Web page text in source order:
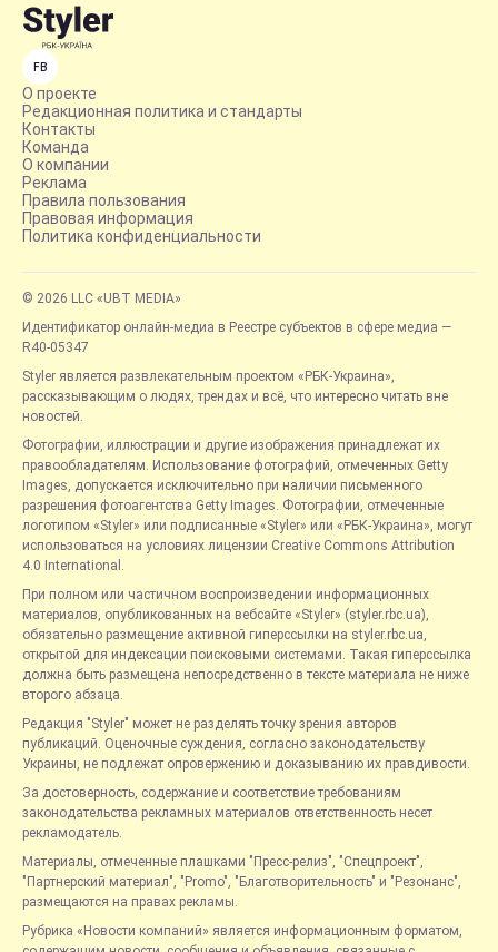
FB
О проекте
Редакционная политика и стандарты
Контакты
Команда
О компании
Реклама
Правила пользования
Правовая информация
Политика конфиденциальности
© 2026 LLC «UBT MEDIA»
Идентификатор онлайн-медиа в Реестре субъектов в сфере медиа —
R40-05347
Styler является развлекательным проектом «РБК-Украина»,
рассказывающим о людях, трендах и всё, что интересно читать вне
новостей.
Фотографии, иллюстрации и другие изображения принадлежат их
правообладателям. Использование фотографий, отмеченных Getty
Images, допускается исключительно при наличии письменного
разрешения фотоагентства Getty Images. Фотографии, отмеченные
логотипом «Styler» или подписанные «Styler» или «РБК-Украина», могут
использоваться на условиях лицензии Creative Commons Attribution
4.0 International.
При полном или частичном воспроизведении информационных
материалов, опубликованных на вебсайте «Styler» (styler.rbc.ua),
обязательно размещение активной гиперссылки на styler.rbc.ua,
открытой для индексации поисковыми системами. Такая гиперссылка
должна быть размещена непосредственно в тексте материала не ниже
второго абзаца.
Редакция "Styler" может не разделять точку зрения авторов
публикаций. Оценочные суждения, согласно законодательству
Украины, не подлежат опровержению и доказыванию их правдивости.
За достоверность, содержание и соответствие требованиям
законодательства рекламных материалов ответственность несет
рекламодатель.
Материалы, отмеченные плашками "Пресс-релиз", "Спецпроект",
"Партнерский материал", "Promo", "Благотворительность" и "Резонанс",
размещаются на правах рекламы.
Рубрика «Новости компаний» является информационным форматом,